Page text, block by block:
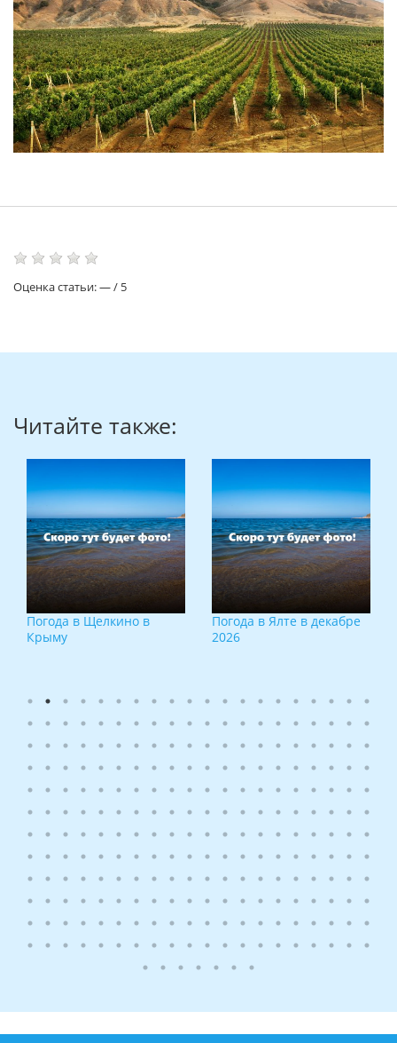
Оценка статьи:—/ 5
Читайте также:
Погода в Щелкино в
Крыму
Погода в Ялте в декабре
2026